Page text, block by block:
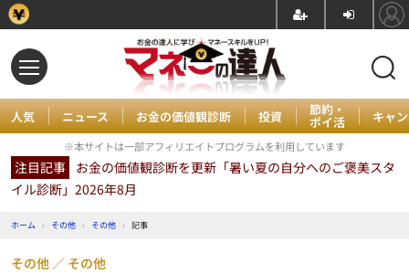
人気 ニュース お金の価値観診断 投資 節約・
ポイ活 キャ
※本サイトは一部アフィリエイトプログラムを利用しています
注目記事 お金の価値観診断を更新「暑い夏の自分へのご褒美スタ
イル診断」2026年8月
ホーム › その他 › その他 › 記事
その他 その他